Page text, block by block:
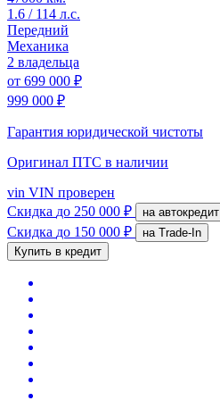
1.6 / 114 л.с.
Передний
Механика
2 владельца
от 699 000 ₽
999 000 ₽
Гарантия юридической чистоты
Оригинал ПТС в наличии
vin VIN проверен
Скидка до 250 000 ₽ на автокредит
Скидка до 150 000 ₽
на Trade-In
Купить в кредит